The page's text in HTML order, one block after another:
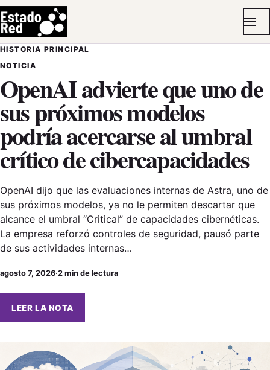
HISTORIA PRINCIPAL
NOTICIA
OpenAI advierte que uno de
sus próximos modelos
podría acercarse al umbral
crítico de cibercapacidades
OpenAI dijo que las evaluaciones internas de Astra, uno de
sus próximos modelos, ya no le permiten descartar que
alcance el umbral “Critical” de capacidades cibernéticas.
La empresa reforzó controles de seguridad, pausó parte
de sus actividades internas…
agosto 7, 2026·2 min de lectura
LEER LA NOTA